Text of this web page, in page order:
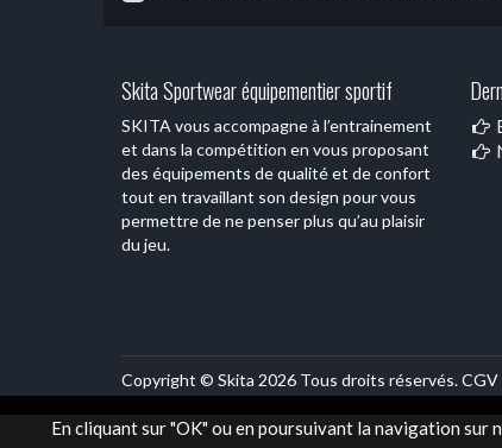
En cliquant sur "OK" ou en poursuivant la navigation sur
Skita Sportwear équipementier sportif
SKITA vous accompagne à l’entrainement
et dans la compétition en vous proposant
des équipements de qualité et de confort
tout en travaillant son design pour vous
permettre de ne penser plus qu’au plaisir
du jeu.
Copyright © Skita 2026 Tous droits réservés.CGV